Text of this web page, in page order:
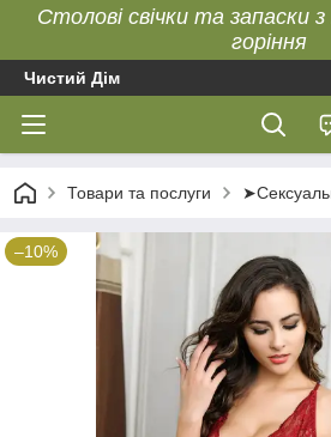
Столові свічки та запаски
горіння
Чистий Дім
Товари та послуги
–10%